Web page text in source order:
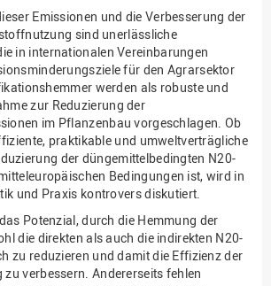
Emissionen und die Verbesserung der
sind unerlässliche
in internationalen Vereinbarungen
für den Agrarsektor
werden als robuste und
zur Reduzierung der
im Pflanzenbau vorgeschlagen. Ob
praktikable und umweltverträgliche
der düngemittelbedingten N20-
Bedingungen ist, wird in
und Praxis kontrovers diskutiert.
Potenzial, durch die Hemmung der
die direkten als auch die indirekten N20-
zu reduzieren und damit die Effizienz der
verbessern. Andererseits fehlen